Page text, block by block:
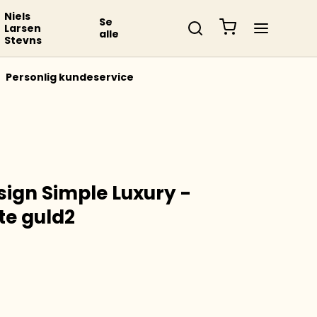
Niels
Larsen
Stevns
Se
alle
Personlig kundeservice
Simple Luxury -
guld2